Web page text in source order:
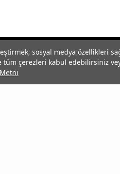
sosyal medya özellikleri
çerezleri kabul edebilirsiniz
İzinsiz kullanılamaz